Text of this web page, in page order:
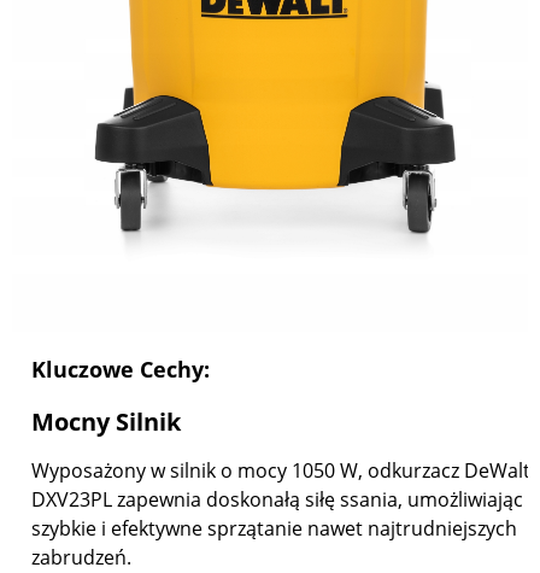
Kluczowe Cechy:
Mocny Silnik
Wyposażony w silnik o mocy 1050 W, odkurzacz DeWalt
DXV23PL zapewnia doskonałą siłę ssania, umożliwiając
szybkie i efektywne sprzątanie nawet najtrudniejszych
zabrudzeń.